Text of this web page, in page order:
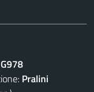
G978
Pralini